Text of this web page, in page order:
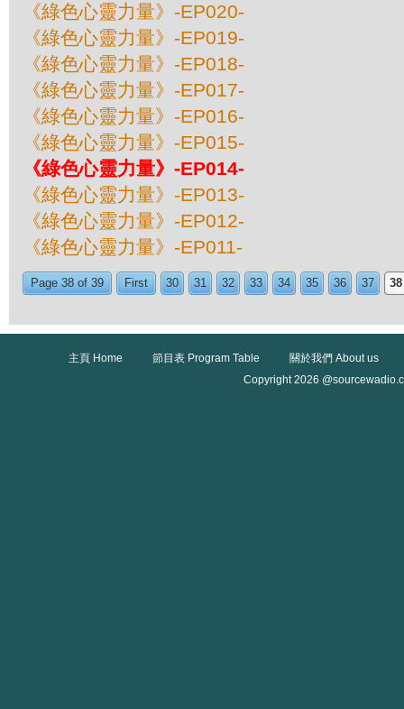
《綠色心靈力量》-EP020-
《綠色心靈力量》-EP019-
《綠色心靈力量》-EP018-
《綠色心靈力量》-EP017-
《綠色心靈力量》-EP016-
《綠色心靈力量》-EP015-
《綠色心靈力量》-EP014-
《綠色心靈力量》-EP013-
《綠色心靈力量》-EP012-
《綠色心靈力量》-EP011-
Page 38 of 39 First 30 31 32 33 34 35 36 37 38
主頁 Home 節目表 Program Table
關於我們 About us
Copyright 2026